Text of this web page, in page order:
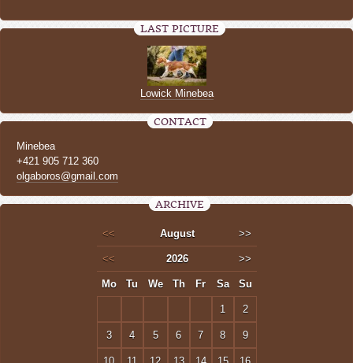
LAST PICTURE
Lowick Minebea
CONTACT
Minebea
+421 905 712 360
olgaboros@gmail.com
ARCHIVE
<< August >>
<< 2026 >>
Mo Tu We Th Fr Sa Su
1 2
3 4 5 6 7 8 9